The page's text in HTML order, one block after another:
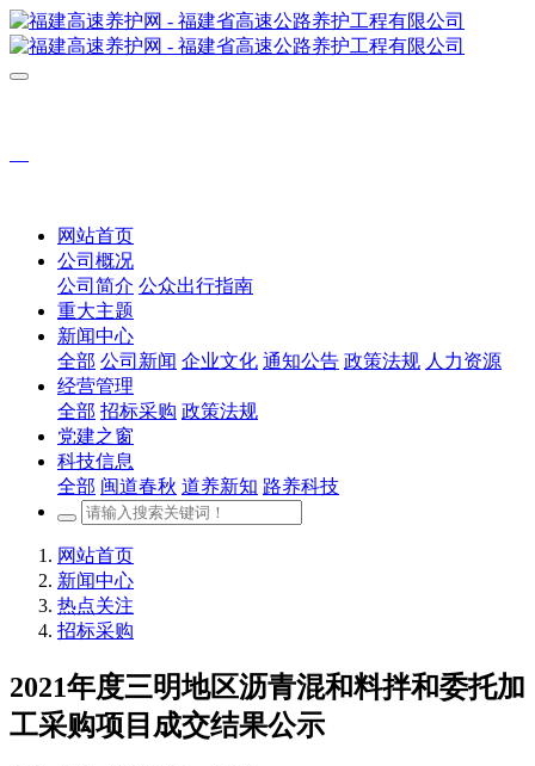
网站首页
公司概况
公司简介 公众出行指南
重大主题
新闻中心
全部 公司新闻 企业文化 通知公告 政策法规 人力资源
经营管理
全部 招标采购 政策法规
党建之窗
科技信息
全部 闽道春秋 道养新知 路养科技
网站首页
新闻中心
热点关注
招标采购
2021年度三明地区沥青混和料拌和委托加
工采购项目成交结果公示